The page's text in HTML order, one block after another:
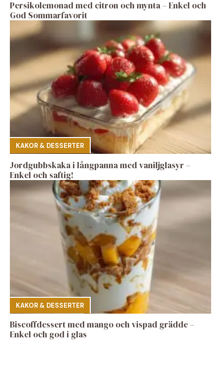
Persikolemonad med citron och mynta – Enkel och
God Sommarfavorit
KAKOR & DESSERTER
Jordgubbskaka i långpanna med vaniljglasyr –
Enkel och saftig!
KAKOR & DESSERTER
Biscoffdessert med mango och vispad grädde –
Enkel och god i glas